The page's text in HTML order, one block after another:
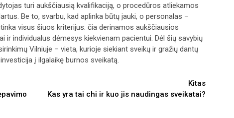
turi aukščiausią kvalifikaciją, o procedūros atliekamos
Be to, svarbu, kad aplinka būtų jauki, o personalas –
visus šiuos kriterijus: čia derinamos aukščiausios
ir individualus dėmesys kiekvienam pacientui. Dėl šių savybių
Vilniuje – vieta, kurioje siekiant sveikų ir gražių dantų
į ilgalaikę burnos sveikatą.
Kitas
Kas yra tai chi ir kuo jis naudingas sveikatai?